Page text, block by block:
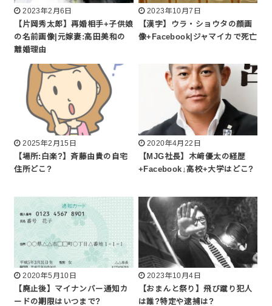
2023年2月6日
【片岡秀太郎】再婚相手+子供娘
の名前画像|元嫁妻:高田美和の
離婚理由
2023年10月7日
【漢字】ウラ・ショウタの顔画
像+Facebook|ジャマイカで死亡
2025年2月15日
【場所:白楽?】斉藤由貴の自宅
住所どこ?
2020年4月22日
【MJG社長】木﨑優太の経歴
+Facebook↓高校+大学はどこ?
2020年5月10日
【廃止後】マイナンバー通知カ
ードの期限はいつまで?
2023年10月4日
【おまんと祭り】飛び蹴り犯人
は誰?特定や逮捕は?